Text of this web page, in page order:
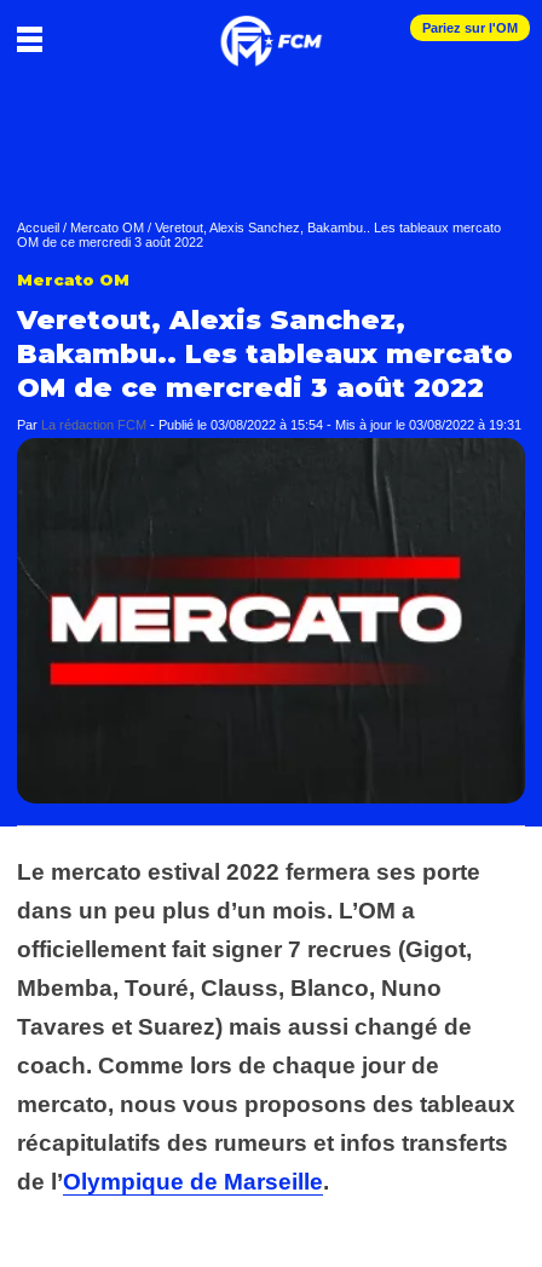
Pariez sur l'OM
Accueil / Mercato OM / Veretout, Alexis Sanchez, Bakambu.. Les tableaux mercato
OM de ce mercredi 3 août 2022
Mercato OM
Veretout, Alexis Sanchez,
Bakambu.. Les tableaux mercato
OM de ce mercredi 3 août 2022
Par La rédaction FCM - Publié le 03/08/2022 à 15:54 - Mis à jour le 03/08/2022 à 19:31
Le mercato estival 2022 fermera ses porte
dans un peu plus d’un mois. L’OM a
officiellement fait signer 7 recrues (Gigot,
Mbemba, Touré, Clauss, Blanco, Nuno
Tavares et Suarez) mais aussi changé de
coach. Comme lors de chaque jour de
mercato, nous vous proposons des tableaux
récapitulatifs des rumeurs et infos transferts
de l’Olympique de Marseille.